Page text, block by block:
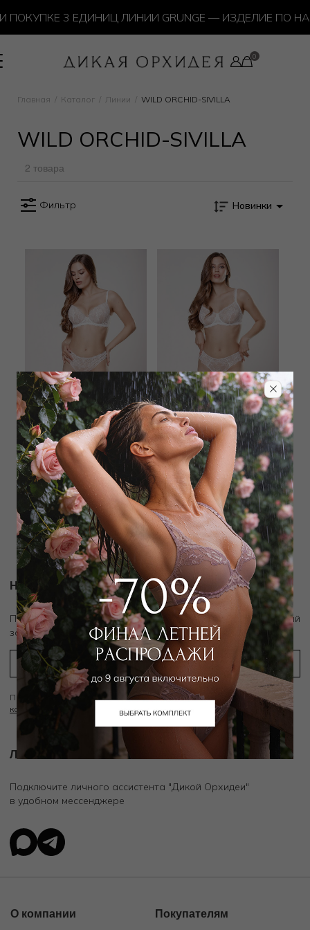
ПОКУПКЕ 3 ЕДИНИЦ ЛИНИИ GRUNGE — ИЗДЕЛИЕ ПО
Главная Каталог Линии WILD ORCHID-SIVILLA
WILD ORCHID-SIVILLA
2 товара
Фильтр Новинки
WILD ORCHID
Бюстгальтер классический
push-up
7 225 12 500
WILD ORCHID
Трусы хипстер
4 250₽ 7 000₽
Новости и акции
Подпишитесь на рассылку и получите скидку 10%
на первый
заказ
Подписываясь на рассылку вы соглашаетесь с условиями Политики
конфиденциальности
Личный ассистент.
Подключите личного ассистента "Дикой Орхидеи"
в удобном мессенджере
О компании Покупателям